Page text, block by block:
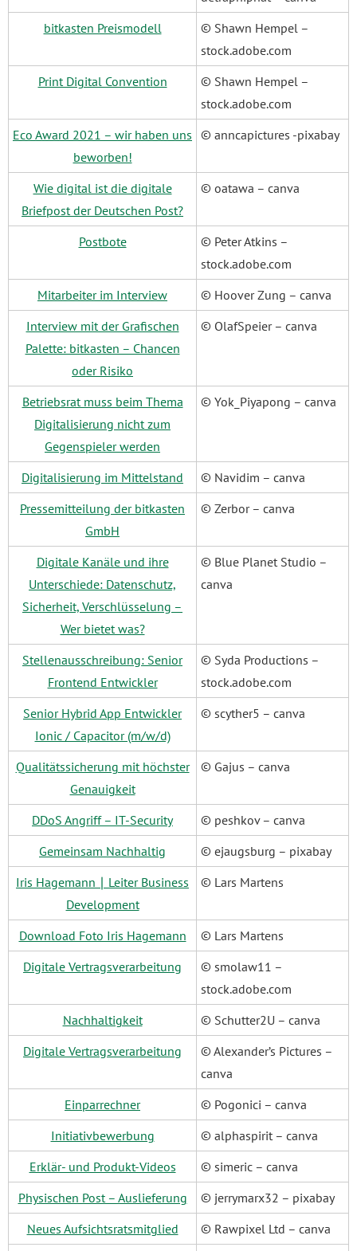
bitkasten Preismodell
© Shawn Hempel –
stock.adobe.com
Print Digital Convention
© Shawn Hempel –
stock.adobe.com
Eco Award 2021 – wir haben uns
beworben!
© anncapictures -pixabay
Wie digital ist die digitale
Briefpost der Deutschen Post?
© oatawa – canva
Postbote
© Peter Atkins –
stock.adobe.com
Mitarbeiter im Interview
© Hoover Zung – canva
Interview mit der Grafischen
Palette: bitkasten – Chancen
oder Risiko
© OlafSpeier – canva
Betriebsrat muss beim Thema
Digitalisierung nicht zum
Gegenspieler werden
© Yok_Piyapong – canva
Digitalisierung im Mittelstand
© Navidim – canva
Pressemitteilung der bitkasten
GmbH
© Zerbor – canva
Digitale Kanäle und ihre
Unterschiede: Datenschutz,
Sicherheit, Verschlüsselung –
Wer bietet was?
© Blue Planet Studio –
canva
Stellenausschreibung: Senior
Frontend Entwickler
© Syda Productions –
stock.adobe.com
Senior Hybrid App Entwickler
Ionic / Capacitor (m/w/d)
© scyther5 – canva
Qualitätssicherung mit höchster
Genauigkeit
© Gajus – canva
DDoS Angriff – IT-Security
© peshkov – canva
Gemeinsam Nachhaltig
© ejaugsburg – pixabay
Iris Hagemann ∣ Leiter Business
Development
© Lars Martens
Download Foto Iris Hagemann
© Lars Martens
Digitale Vertragsverarbeitung
© smolaw11 –
stock.adobe.com
Nachhaltigkeit
© Schutter2U – canva
Digitale Vertragsverarbeitung
© Alexander’s Pictures –
canva
Einparrechner
© Pogonici – canva
Initiativbewerbung
© alphaspirit – canva
Erklär- und Produkt-Videos
© simeric – canva
Physischen Post – Auslieferung
© jerrymarx32 – pixabay
Neues Aufsichtsratsmitglied
© Rawpixel Ltd – canva